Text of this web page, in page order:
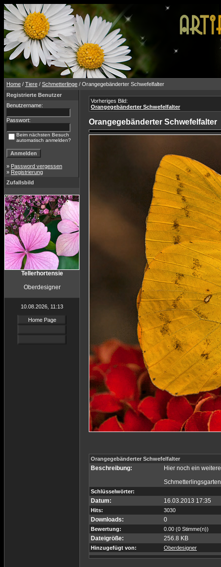
Home / Tiere / Schmetterlinge / Orangegebänderter Schwefelfalter
Registrierte Benutzer
Benutzername:
Passwort:
Beim nächsten Besuch
automatisch anmelden?
» Password vergessen
» Registrierung
Zufallsbild
Tellerhortensie
Oberdesigner
10.08.2026, 11:13
Home Page
Vorheriges Bild:
Orangegebänderter Schwefelfalter
Orangegebänderter Schwefelfalter
Orangegebänderter Schwefelfalter
Beschreibung:
Hier noch ein
Schlüsselwörter:
Datum: 16.03.2013 17:35
Hits: 3030
Downloads: 0
Bewertung: 0.00 (0 Stimme(n))
Dateigröße: 256.8 KB
Hinzugefügt von: Oberdesigner